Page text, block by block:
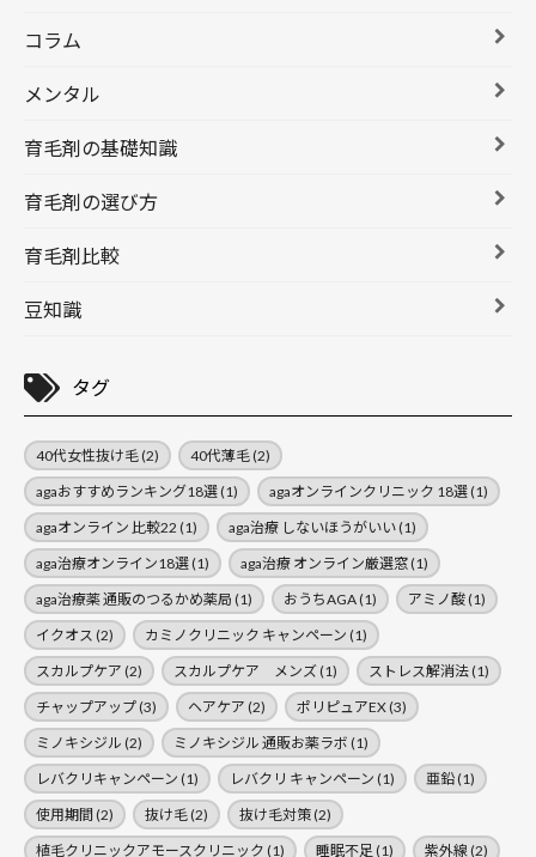
コラム
メンタル
育毛剤の基礎知識
育毛剤の選び方
育毛剤比較
豆知識
タグ
40代女性抜け毛(2) 40代薄毛(2)
agaおすすめランキング18選(1) agaオンラインクリニック 18選(1)
agaオンライン 比較22 (1) aga治療 しないほうがいい(1)
aga治療オンライン18選(1) aga治療 オンライン厳選窓(1)
aga治療薬 通販のつるかめ薬局 (1) おうちAGA(1) アミノ酸(1)
イクオス (2) カミノクリニック キャンペーン (1)
スカルプケア (2) スカルプケア メンズ(1) ストレス解消法(1)
チャップアップ(3) ヘアケア (2) ポリピュアEX(3)
ミノキシジル (2) ミノキシジル 通販お薬ラボ (1)
レバクリキャンペーン (1) レバクリ キャンペーン (1) 亜鉛(1)
使用期間 (2) 抜け毛(2) 抜け毛対策(2)
植毛クリニックアモースクリニック (1) 睡眠不足 (1) 紫外線(2)